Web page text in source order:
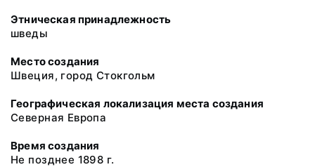
Этническая принадлежность
шведы
Место создания
Швеция, город Стокгольм
Географическая локализация места создания
Северная Европа
Время создания
Не позднее 1898 г.